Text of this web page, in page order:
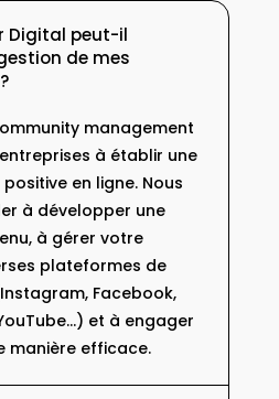
Digital peut-il
de mes
management
à établir une
en ligne. Nous
à développer une
à gérer votre
plateformes de
Facebook,
et à engager
manière efficace.